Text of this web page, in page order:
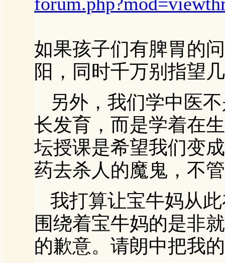
如果孩子们有脾胃的
阳，同时千万别指望
另外，我们学中医
长发育，而是学着在
坛授课是希望我们变
药去杀人的魔鬼，不
我打算让宝牛妈从
围绕着宝牛妈的是非
的歉意。请朗中把我